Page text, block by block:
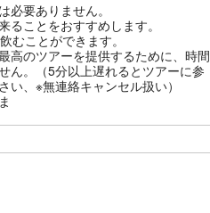
必要ありません。
ることをおすすめします。
むことができます。
高のツアーを提供するために、時間
ん。（5分以上遅れるとツアーに参
、※無連絡キャンセル扱い）